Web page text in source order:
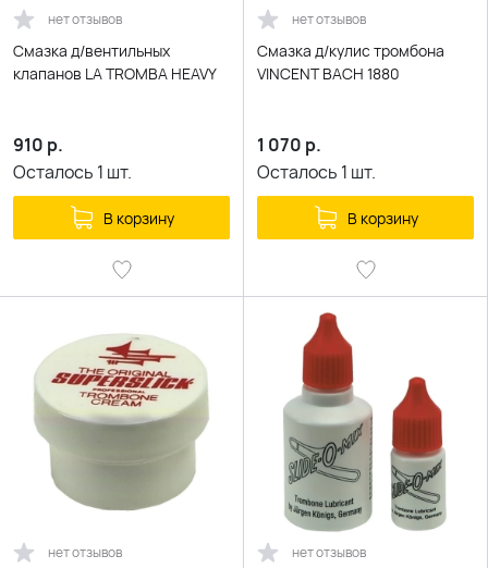
нет отзывов
Смазка д/вентильных
клапанов LA TROMBA HEAVY
910 р.
Осталось 1 шт.
В корзину
нет отзывов
Смазка д/кулис тромбона
VINCENT BACH 1880
1 070 р.
Осталось 1 шт.
В корзину
нет отзывов нет отзывов